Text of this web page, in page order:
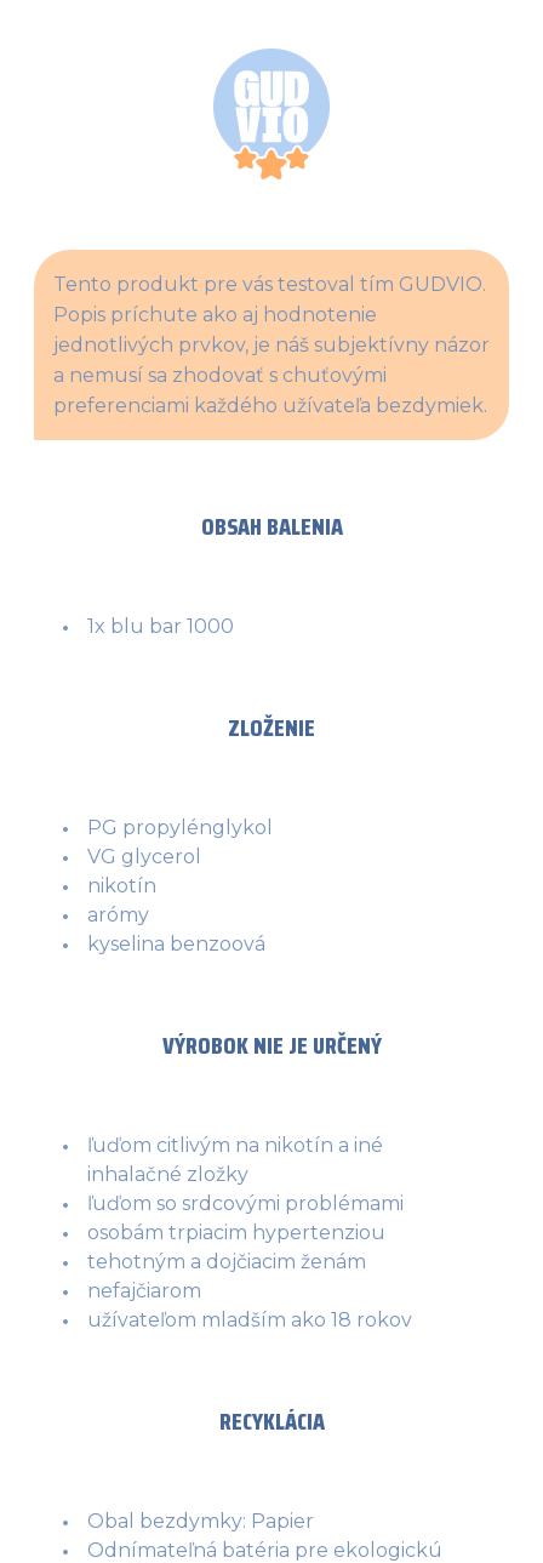
Tento produkt pre vás testoval tím GUDVIO.
Popis príchute ako aj hodnotenie
jednotlivých prvkov, je náš subjektívny názor
a nemusí sa zhodovať s chuťovými
preferenciami každého užívateľa bezdymiek.
OBSAH BALENIA
1x blu bar 1000
ZLOŽENIE
PG propylénglykol
VG glycerol
nikotín
arómy
kyselina benzoová
VÝROBOK NIE JE URČENÝ
ľuďom citlivým na nikotín a iné
inhalačné zložky
ľuďom so srdcovými problémami
osobám trpiacim hypertenziou
tehotným a dojčiacim ženám
nefajčiarom
užívateľom mladším ako 18 rokov
RECYKLÁCIA
Obal bezdymky: Papier
Odnímateľná batéria pre ekologickú